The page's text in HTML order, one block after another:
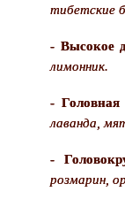
тибетские
- Высокое
лимонник.
- Головная
лаванда,
-
розмарин,